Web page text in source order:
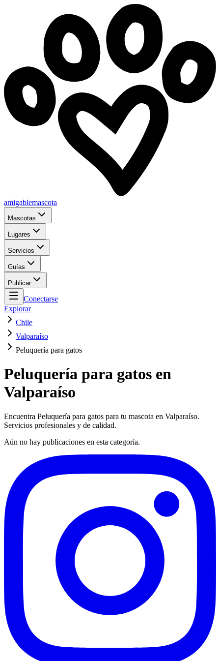
amigablemascota
Mascotas
Lugares
Servicios
Guías
Publicar
Conectarse
Explorar
Chile
Valparaíso
Peluquería para gatos
Peluquería para gatos en
Valparaíso
Encuentra Peluquería para gatos para tu mascota en Valparaíso.
Servicios profesionales y de calidad.
Aún no hay publicaciones en esta categoría.